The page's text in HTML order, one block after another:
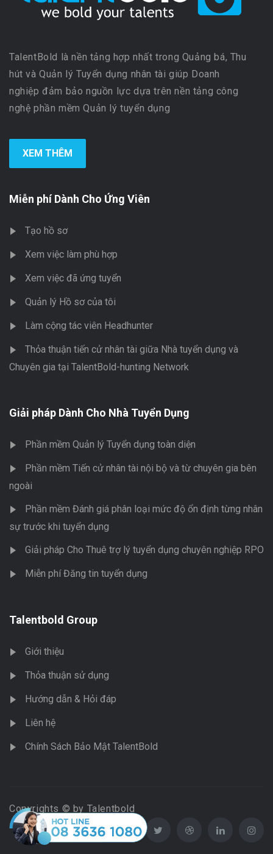
TalentBold là nền tảng hợp nhất trong Quảng bá, Thu
hút và Quản lý Tuyển dụng nhân tài giúp Doanh
nghiệp đảm bảo nguồn lực dựa trên nền tảng công
nghệ phần mềm Quản lý tuyển dụng
XEM THÊM
Miễn phí Dành Cho Ứng Viên
Tạo hồ sơ
Xem việc làm phù hợp
Xem việc đã ứng tuyển
Quản lý Hồ sơ của tôi
Làm cộng tác viên Headhunter
Thỏa thuận tiến cử nhân tài giữa Nhà tuyển dụng và
Chuyên gia tại TalentBold-hunting Network
Giải pháp Dành Cho Nhà Tuyển Dụng
Phần mềm Quản lý Tuyển dụng toàn diện
Phần mềm Tiến cử nhân tài nội bộ và từ chuyên gia bên
ngoài
Phần mềm Đánh giá phân loại mức độ ổn định từng nhân
sự trước khi tuyển dụng
Giải pháp Cho Thuê trợ lý tuyển dụng chuyên nghiệp RPO
Miễn phí Đăng tin tuyển dụng
Talentbold Group
Giới thiệu
Thỏa thuận sử dụng
Hướng dẫn & Hỏi đáp
Liên hệ
Chính Sách Bảo Mật TalentBold
Copyrights © by Talentbold